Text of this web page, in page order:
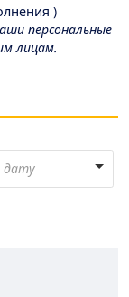
)
персональные
лицам.
дату